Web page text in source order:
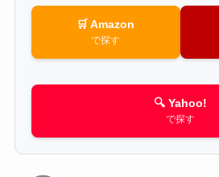
🛒 Amazon
で探す
🔍 Yahoo!
で探す